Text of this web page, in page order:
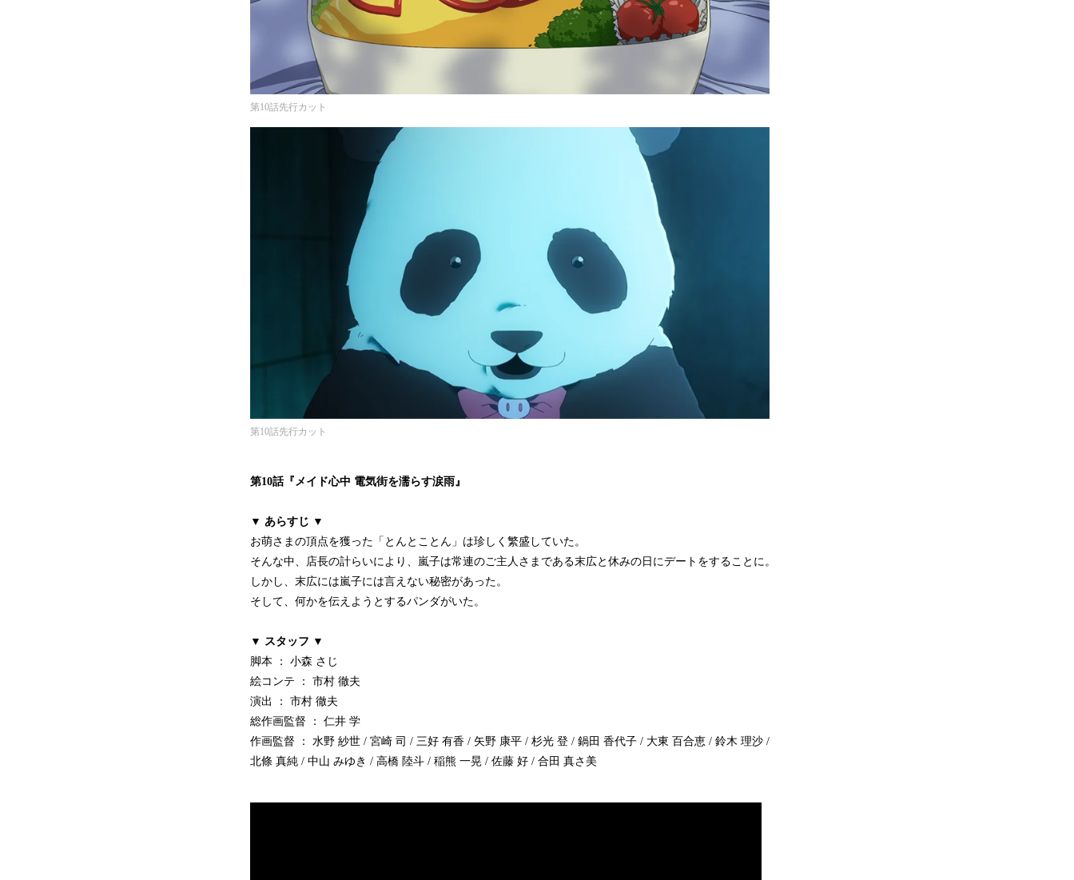
第10話先行カット
第10話先行カット
第10話『メイド心中 電気街を濡らす涙雨』
▼ あらすじ ▼
お萌さまの頂点を獲った「とんとことん」は珍しく繁盛していた。
そんな中、店長の計らいにより、嵐子は常連のご主人さまである末広と休みの日にデートをすることに。
しかし、末広には嵐子には言えない秘密があった。
そして、何かを伝えようとするパンダがいた。
▼ スタッフ ▼
脚本 ： 小森 さじ
絵コンテ ： 市村 徹夫
演出 ： 市村 徹夫
総作画監督 ： 仁井 学
作画監督 ： 水野 紗世 / 宮崎 司 / 三好 有香 / 矢野 康平 / 杉光 登 / 鍋田 香代子 / 大東 百合恵 / 鈴木 理沙 /
北條 真純 / 中山 みゆき / 高橋 陸斗 / 稲熊 一晃 / 佐藤 好 / 合田 真さ美